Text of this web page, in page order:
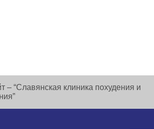
– “Славянская клиника похудения и